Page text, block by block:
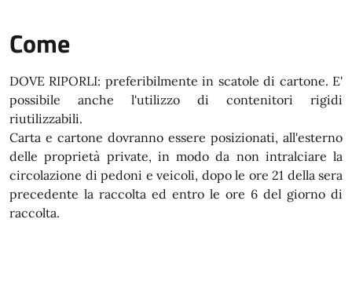
Come
DOVE RIPORLI: preferibilmente in scatole di cartone. E'
possibile anche l'utilizzo di contenitori rigidi
riutilizzabili.
Carta e cartone dovranno essere posizionati, all'esterno
delle proprietà private, in modo da non intralciare la
circolazione di pedoni e veicoli, dopo le ore 21 della sera
precedente la raccolta ed entro le ore 6 del giorno di
raccolta.